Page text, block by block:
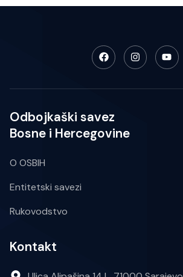
Odbojkaški savez
Bosne i Hercegovine
O OSBIH
Entitetski savezi
Rukovodstvo
Kontakt